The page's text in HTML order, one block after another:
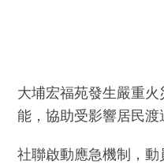
大埔宏福苑發生嚴重
能，協助受影響居民渡
社聯啟動應急機制，動